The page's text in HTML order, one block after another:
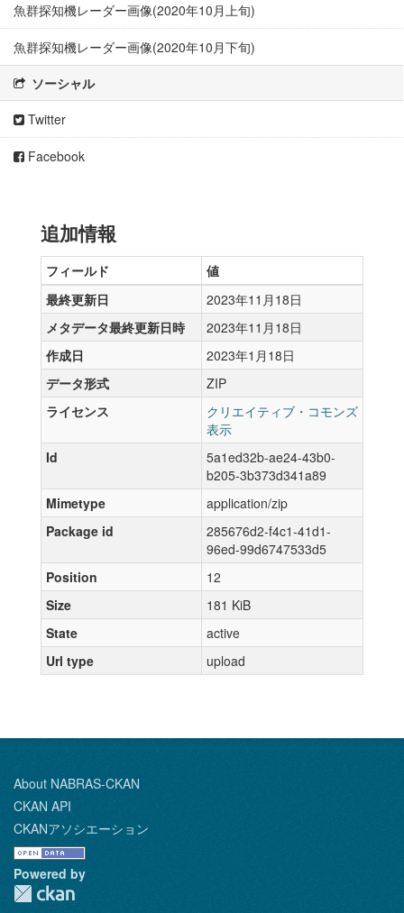
魚群探知機レーダー画像(2020年10月上旬)
魚群探知機レーダー画像(2020年10月下旬)
ソーシャル
Twitter
Facebook
追加情報
フィールド
値
最終更新日
2023年11月18日
メタデータ最終更新日時
2023年11月18日
作成日
2023年1月18日
データ形式
ZIP
ライセンス
クリエイティブ・コモンズ
表示
Id
5a1ed32b-ae24-43b0-
b205-3b373d341a89
Mimetype
application/zip
Package id
285676d2-f4c1-41d1-
96ed-99d6747533d5
Position
12
Size
181 KiB
State
active
Url type
upload
About NABRAS-CKAN
CKAN API
CKANアソシエーション
Powered by